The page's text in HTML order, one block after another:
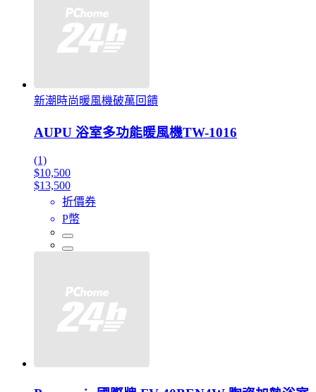
新潮時尚暖風機破萬回饋
AUPU 浴室多功能暖風機TW-1016
(1)
$10,500
$13,500
折價券
P幣